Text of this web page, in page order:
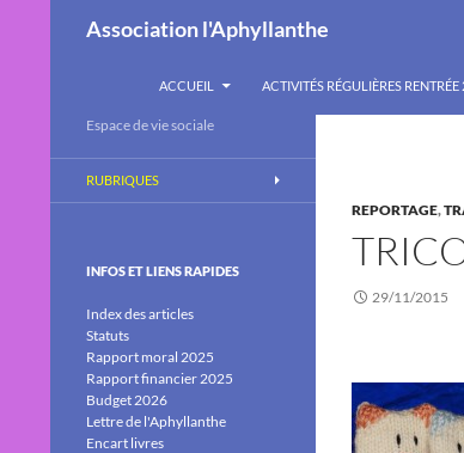
Association l'Aphyllanthe
ACCUEIL
ACTIVITÉS RÉGULIÈRES RENTRÉE
REPORTAGE,
29/11/2015
Espace de vie sociale
RUBRIQUES
INFOS ET LIENS RAPIDES
Index des articles
Statuts
Rapport moral 2025
Rapport financier 2025
Budget 2026
Lettre de l'Aphyllanthe
Encart livres